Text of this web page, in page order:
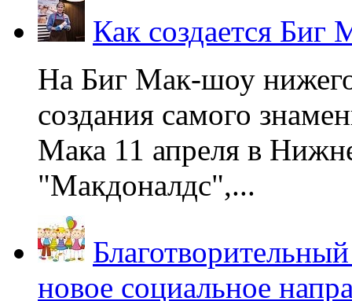
Как создается Биг
На Биг Мак-шоу
создания самого
Мака 11 апреля в
"Макдоналдс",...
новое социальное